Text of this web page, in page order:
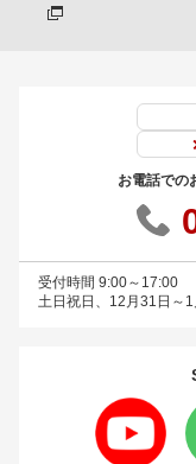
お電話での
受付時間 9:00～17:00
土日祝日、12月31日～1